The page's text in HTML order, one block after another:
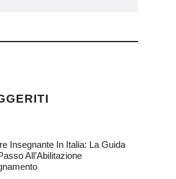
Insegnante In Italia: La Guida
All’Abilitazione